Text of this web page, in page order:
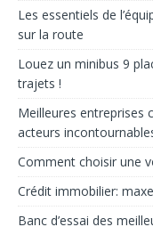
Les essentiels de
sur la route
Louez un minibus 9
trajets !
Meilleures entreprises
acteurs
Comment choisir une
Crédit immobilier:
Banc d’essai des